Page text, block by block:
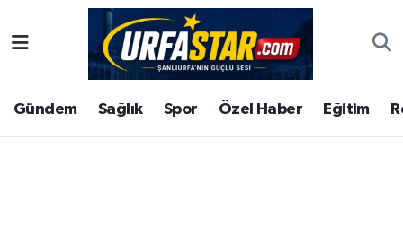
Gündem Sağlık Spor Özel Haber Eğitim
ASAYİS
ÇEVRE
Şanlıurfa Nöbetçi Eczaneler
Şanlıurfa Hava Durumu